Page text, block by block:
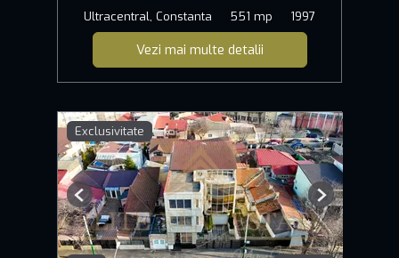
Ultracentral, Constanta
551 mp 1997
Vezi mai multe detalii
Exclusivitate
Previous Next